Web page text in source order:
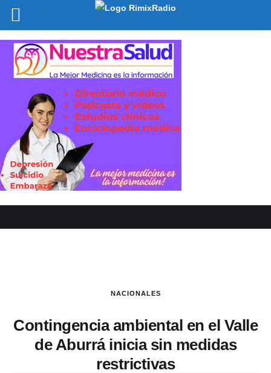
NACIONALES
Contingencia ambiental en el Valle
de Aburrá inicia sin medidas
restrictivas